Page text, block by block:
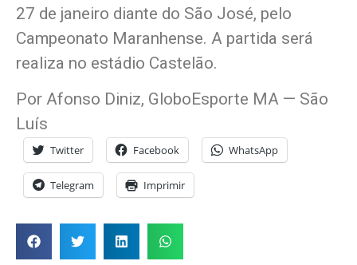
27 de janeiro diante do São José, pelo
Campeonato Maranhense. A partida será
realiza no estádio Castelão.
Por Afonso Diniz, GloboEsporte MA — São
Luís
Twitter Facebook WhatsApp
Telegram Imprimir